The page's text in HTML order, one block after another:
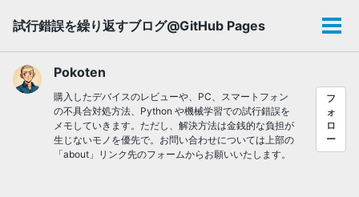
primary
navigation
content
footer
試行錯誤を繰り返すブログ@GitHub Pages
メ
ニ
ー
Pokoten
購入したデバイスのレビューや、PC、スマートフォン
の不具合対処方法、Python や機械学習での試行錯誤を
メモしていきます。ただし、解決方法は金銭的な負担が
生じないモノを優先で。お問い合わせについては上部の
「about」リンク先のフォームからお願いいたします。
フ
ォ
ロ
ー